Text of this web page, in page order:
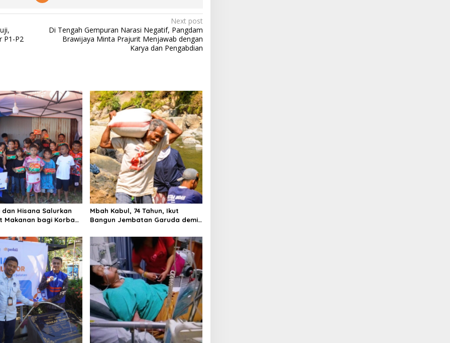
P1-P2
Next post
Di Tengah Gempuran Narasi Negatif, Pangdam
Brawijaya Minta Prajurit Menjawab dengan
Karya dan Pengabdian
dan Hisana Salurkan
Makanan bagi Korban
Mbah Kabul, 74 Tahun, Ikut
Bangun Jembatan Garuda demi